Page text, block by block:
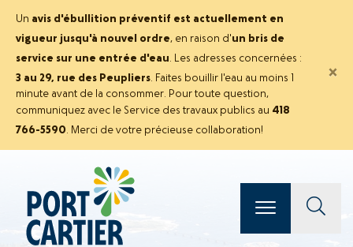
Un avis d'ébullition préventif est actuellement en
vigueur jusqu'à nouvel ordre, en raison d'un bris de
service sur une entrée d'eau. Les adresses concernées :
3 au 29, rue des Peupliers. Faites bouillir l'eau au moins 1
minute avant de la consommer. Pour toute question,
communiquez avec le Service des travaux publics au 418
766-5590. Merci de votre précieuse collaboration!
×